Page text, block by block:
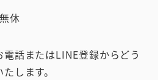
休
話またはLINE登録からどう
します。